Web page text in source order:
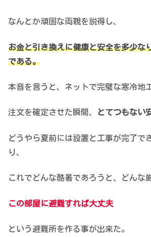
なんとか頑固な両親を説得し、
お金と引き換えに健康と安全を多少な
である。
本音を言うと、ネットで完璧な寒冷地
注文を確定させた瞬間、 とてつもない
どうやら夏前には設置と工事が完了で
り、
これでどんな酷暑であろうと、 どんな
この部屋に避難すれば大丈夫
という避難所を作る事が出来た。